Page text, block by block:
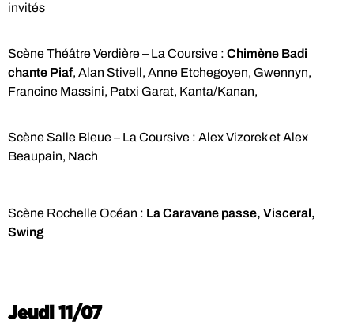
invités
Scène Théâtre Verdière – La Coursive : Chimène Badi
chante Piaf, Alan Stivell, Anne Etchegoyen, Gwennyn,
Francine Massini, Patxi Garat, Kanta/Kanan,
Scène Salle Bleue – La Coursive : Alex Vizorek et Alex
Beaupain, Nach
Scène Rochelle Océan : La Caravane passe, Visceral,
Swing
Jeudi 11/07